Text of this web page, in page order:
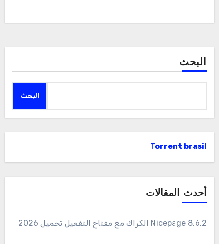
البحث
البحث
Torrent brasil
أحدث المقالات
Nicepage 8.6.2 الكراك مع مفتاح التفعيل تحميل 2026